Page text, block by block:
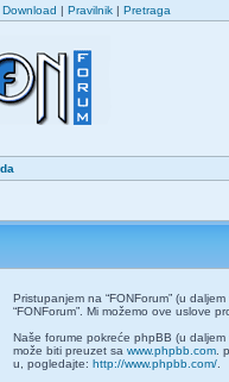
Download | Pravilnik | Pretraga
Pristupanjem na “FONForum” (u
“FONForum”. Mi možemo ove uslove
Naše forume pokreće phpBB (u daljem
može biti preuzet sa www.phpbb.com.
u, pogledajte: http://www.phpbb.com/.